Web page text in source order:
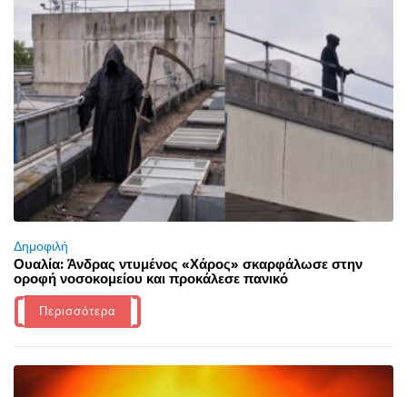
Δημοφιλή
Ουαλία: Άνδρας ντυμένος «Χάρος» σκαρφάλωσε στην
οροφή νοσοκομείου και προκάλεσε πανικό
Περισσότερα